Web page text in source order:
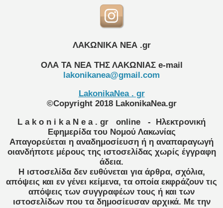
ΛΑΚΩΝΙΚΑ ΝΕΑ .gr
ΟΛΑ ΤΑ ΝΕΑ ΤΗΣ ΛΑΚΩΝΙΑΣ e-mail
lakonikanea@gmail.com
LakonikaNea . gr
©Copyright 2018 LakonikaNea.gr
L a k o n i k a N e a . gr
online
- Ηλεκτρονική
Εφημερίδα του Νομού Λακωνίας
Απαγορεύεται η αναδημοσίευση ή η αναπαραγωγή
οιανδήποτε μέρους της ιστοσελίδας χωρίς έγγραφη
άδεια.
Η ιστοσελίδα δεν ευθύνεται για άρθρα, σχόλια,
απόψεις και εν γένει κείμενα, τα οποία εκφράζουν τις
απόψεις των συγγραφέων τους ή και των
ιστοσελίδων που τα δημοσίευσαν αρχικά. Με την